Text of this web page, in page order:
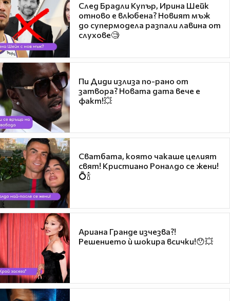
След Брадли Купър, Ирина Шейк
отново е влюбена? Новият мъж
до супермодела разпали лавина от
слухове🧐
Пи Диди излиза по-рано от
затвора? Новата дата вече е
факт!💥
Сватбата, която чакаше целият
свят! Кристиано Роналдо се жени!
💍🍾
Ариана Гранде изчезва?!
Решението ѝ шокира всички!😯💥